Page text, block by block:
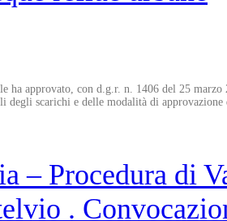
ha approvato, con d.g.r. n. 1406 del 25
degli scarichi e delle modalità di
– Procedura di
.